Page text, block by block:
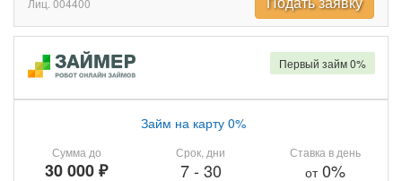
Сумма до
30 000 ₽
Займ на карту 0%
Срок, дни
7- 30
Ставка в день
от0%
Первый займ 0%